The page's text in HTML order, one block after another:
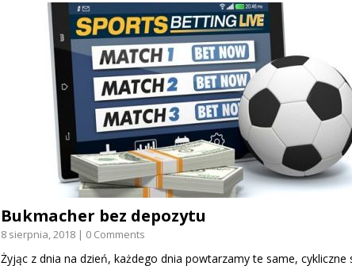
Bukmacher bez depozytu
8 sierpnia, 2018 | 0 Comments
Żyjąc z dnia na dzień, każdego dnia powtarzamy te same, cykliczne